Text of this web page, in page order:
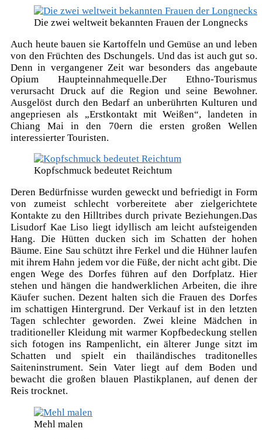
Die zwei weltweit bekannten Frauen der Longnecks
Auch heute bauen sie Kartoffeln und Gemüse an und leben
von den Früchten des Dschungels. Und das ist auch gut so.
Denn in vergangener Zeit war besonders das angebaute
Opium Haupteinnahmequelle.Der Ethno-Tourismus
verursacht Druck auf die Region und seine Bewohner.
Ausgelöst durch den Bedarf an unberührten Kulturen und
angepriesen als „Erstkontakt mit Weißen“, landeten in
Chiang Mai in den 70ern die ersten großen Wellen
interessierter Touristen.
Kopfschmuck bedeutet Reichtum
Deren Bedürfnisse wurden geweckt und befriedigt in Form
von zumeist schlecht vorbereitete aber zielgerichtete
Kontakte zu den Hilltribes durch private Beziehungen.Das
Lisudorf Kae Liso liegt idyllisch am leicht aufsteigenden
Hang. Die Hütten ducken sich im Schatten der hohen
Bäume. Eine Sau schützt ihre Ferkel und die Hühner laufen
mit ihrem Hahn jedem vor die Füße, der nicht acht gibt. Die
engen Wege des Dorfes führen auf den Dorfplatz. Hier
stehen und hängen die handwerklichen Arbeiten, die ihre
Käufer suchen. Dezent halten sich die Frauen des Dorfes
im schattigen Hintergrund. Der Verkauf ist in den letzten
Tagen schlechter geworden. Zwei kleine Mädchen in
traditioneller Kleidung mit warmer Kopfbedeckung stellen
sich fotogen ins Rampenlicht, ein älterer Junge sitzt im
Schatten und spielt ein thailändisches traditonelles
Saiteninstrument. Sein Vater liegt auf dem Boden und
bewacht die großen blauen Plastikplanen, auf denen der
Reis trocknet.
Mehl malen